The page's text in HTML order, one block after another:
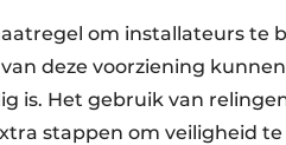
om installateurs te
deze voorziening
is. Het gebruik van
stappen om veiligheid